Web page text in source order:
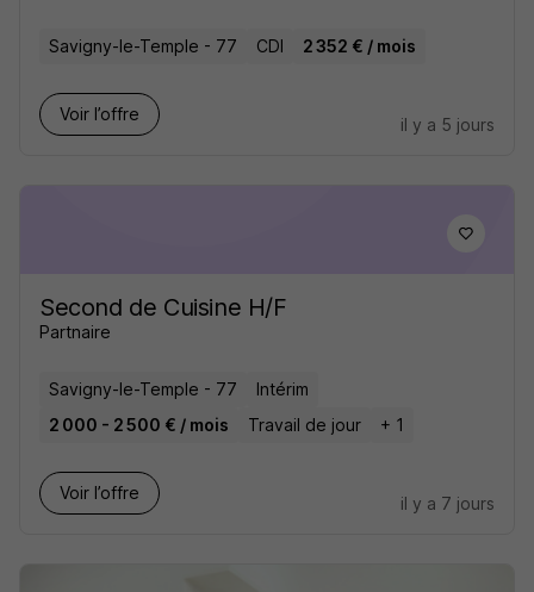
Savigny-le-Temple - 77 CDI 2 352 € / mois
Voir l’offre
il y a 5 jours
Second de Cuisine H/F
Partnaire
Savigny-le-Temple - 77
Intérim
2 000 - 2 500 € / mois
Travail de jour + 1
Voir l’offre
il y a 7 jours